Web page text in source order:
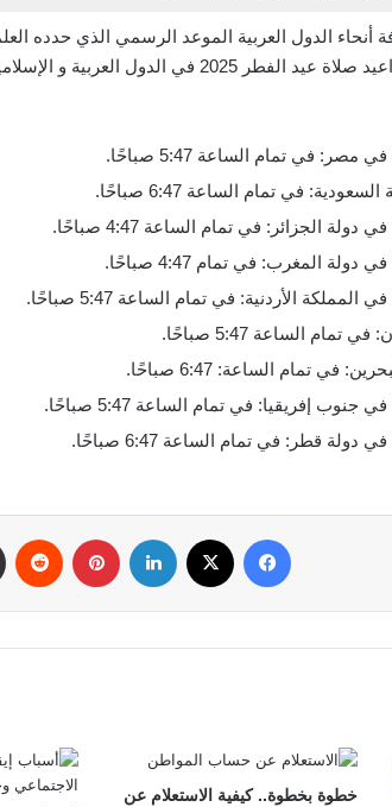
أنحاء الدول العربية الموعد الرسمي الذي حدده
الفطر، كما بدأ البحث أيضًا عن مواعيد صلاة
في تمام الساعة 6:47 صباحًا.
الساعة 5:47 صباحًا.
في تمام الساعة: 6:47 صباحًا.
فيسبوك لينكدإن بينتيريست
خطوة بخطوة.. كيفية الاستعلام عن